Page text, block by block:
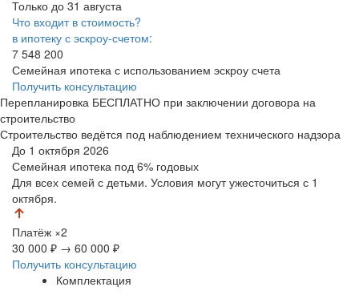
Только до 31 августа
Что входит в стоимость?
в ипотеку с эскроу-счетом:
7 548 200
Семейная ипотека с использованием эскроу счета
Получить консультацию
Перепланировка БЕСПЛАТНО при заключении договора на
строительство
Строительство ведётся под наблюдением технического надзора
До 1 октября 2026
Семейная ипотека под 6% годовых
Для всех семей с детьми. Условия могут ужесточиться с 1
октября.
Платёж ×2
30 000 ₽ → 60 000 ₽
Получить консультацию
Комплектация